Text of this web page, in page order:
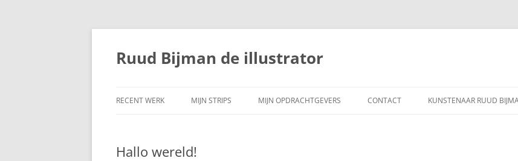
Ga
inhoud
Ruud Bijman de illustrator
RECENT WERK MIJN STRIPS MIJN OPDRACHTGEVERS CONTACT KUNSTENAAR RUUD
Hallo wereld!